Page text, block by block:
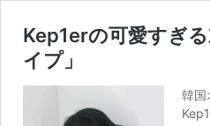
Kep1erの可愛すぎ
イプ」
韓国